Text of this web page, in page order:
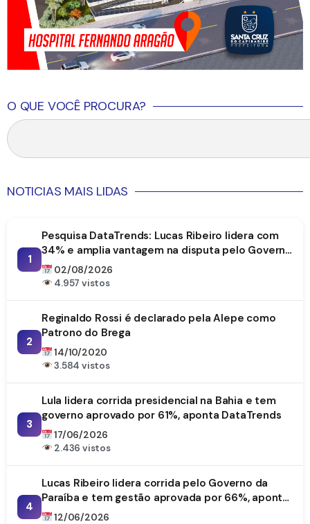
O QUE VOCÊ PROCURA?
NOTICIAS MAIS LIDAS
1
Pesquisa DataTrends: Lucas Ribeiro lidera com
34% e amplia vantagem na disputa pelo Governo
da Paraíba
02/08/2026
4.957 vistos
2
Reginaldo Rossi é declarado pela Alepe como
Patrono do Brega
14/10/2020
3.584 vistos
3
Lula lidera corrida presidencial na Bahia e tem
governo aprovado por 61%, aponta DataTrends
17/06/2026
2.436 vistos
4
Lucas Ribeiro lidera corrida pelo Governo da
Paraíba e tem gestão aprovada por 66%, aponta
DataTrends
12/06/2026